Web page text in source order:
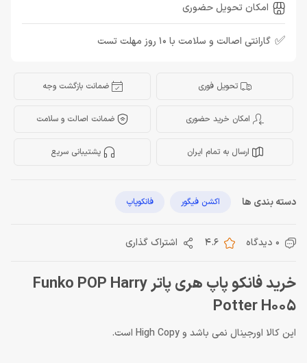
امکان تحویل حضوری
✅ گارانتی اصالت و سلامت با 10 روز مهلت تست
تحویل فوری ضمانت بازگشت وجه
امکان خرید حضوری ضمانت اصالت و سلامت
ارسال به تمام ایران پشتیبانی سریع
دسته بندی ها اکشن فیگور فانکوپاپ
0 دیدگاه 4.6 اشتراک گذاری
خرید فانکو پاپ هری پاتر Funko POP Harry
Potter H005
این کالا اورجینال نمی باشد و High Copy است.